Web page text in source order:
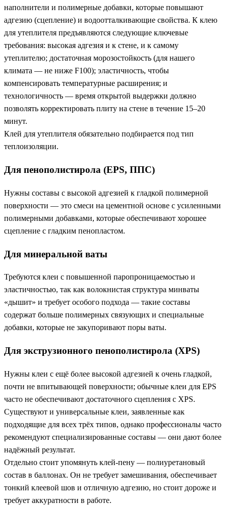
наполнители и полимерные добавки, которые повышают
адгезию (сцепление) и водоотталкивающие свойства. К клею
для утеплителя предъявляются следующие ключевые
требования: высокая адгезия и к стене, и к самому
утеплителю; достаточная морозостойкость (для нашего
климата — не ниже F100); эластичность, чтобы
компенсировать температурные расширения; и
технологичность — время открытой выдержки должно
позволять корректировать плиту на стене в течение 15–20
минут.
Клей для утеплителя обязательно подбирается под тип
теплоизоляции.
Для пенополистирола (EPS, ППС)
Нужны составы с высокой адгезией к гладкой полимерной
поверхности — это смеси на цементной основе с усиленными
полимерными добавками, которые обеспечивают хорошее
сцепление с гладким пенопластом.
Для минеральной ваты
Требуются клеи с повышенной паропроницаемостью и
эластичностью, так как волокнистая структура минваты
«дышит» и требует особого подхода — такие составы
содержат больше полимерных связующих и специальные
добавки, которые не закупоривают поры ваты.
Для экструзионного пенополистирола (XPS)
Нужны клеи с ещё более высокой адгезией к очень гладкой,
почти не впитывающей поверхности; обычные клеи для EPS
часто не обеспечивают достаточного сцепления с XPS.
Существуют и универсальные клеи, заявленные как
подходящие для всех трёх типов, однако профессионалы часто
рекомендуют специализированные составы — они дают более
надёжный результат.
Отдельно стоит упомянуть клей-пену — полиуретановый
состав в баллонах. Он не требует замешивания, обеспечивает
тонкий клеевой шов и отличную адгезию, но стоит дороже и
требует аккуратности в работе.